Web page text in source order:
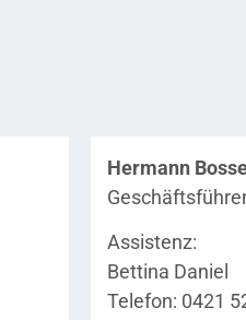
Hermann
Assistenz:
Bettina Daniel
Telefon: 0421